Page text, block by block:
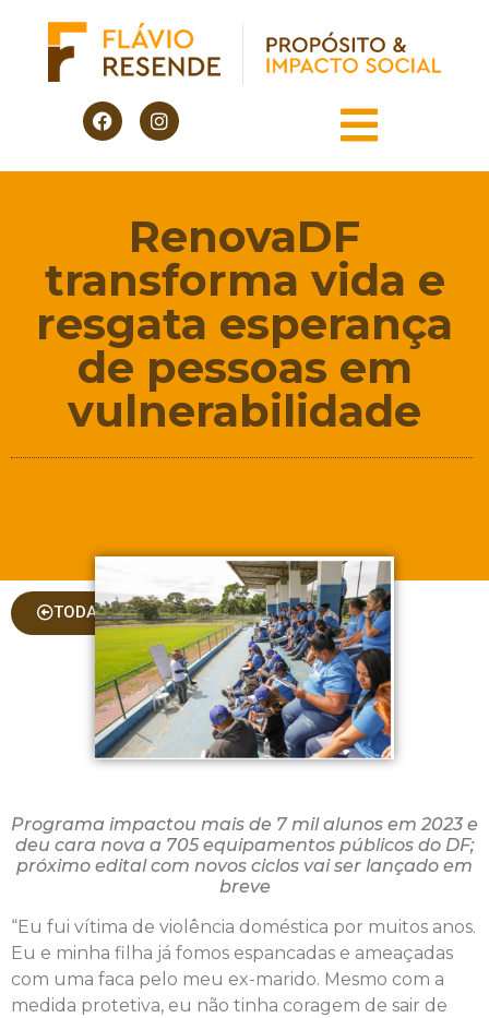
RenovaDF
transforma vida e
resgata esperança
de pessoas em
vulnerabilidade
TODAS AS COLUNAS
Programa impactou mais de 7 mil alunos em 2023 e
deu cara nova a 705 equipamentos públicos do DF;
próximo edital com novos ciclos vai ser lançado em
breve
“Eu fui vítima de violência doméstica por muitos anos.
Eu e minha filha já fomos espancadas e ameaçadas
com uma faca pelo meu ex-marido. Mesmo com a
medida protetiva, eu não tinha coragem de sair de